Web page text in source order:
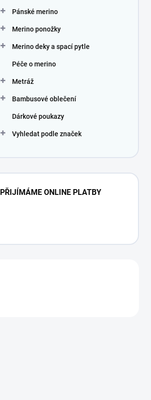
Pánské merino
Merino ponožky
Merino deky a spací pytle
Péče o merino
Metráž
Bambusové oblečení
Dárkové poukazy
Vyhledat podle značek
PŘIJÍMÁME ONLINE PLATBY